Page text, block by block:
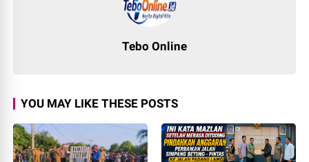
Tebo Online
YOU MAY LIKE THESE POSTS